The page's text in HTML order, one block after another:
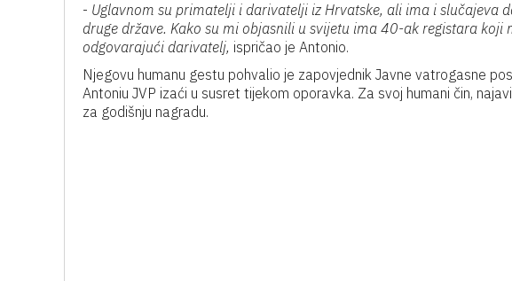
- Uglavnom su primatelji i darivatelji iz Hrvatske, ali ima i slučajeva
druge države. Kako su mi objasnili u svijetu ima 40-ak registara koji
odgovarajući darivatelj, ispričao je Antonio.
Njegovu humanu gestu pohvalio je zapovjednik Javne vatrogasne
Antoniu JVP izaći u susret tijekom oporavka. Za svoj humani čin,
za godišnju nagradu.